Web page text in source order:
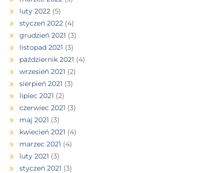
luty 2022 (5)
styczeń 2022 (4)
grudzień 2021 (3)
listopad 2021 (3)
październik 2021 (4)
wrzesień 2021 (2)
sierpień 2021 (3)
lipiec 2021 (2)
czerwiec 2021 (3)
maj 2021 (3)
kwiecień 2021 (4)
marzec 2021 (4)
luty 2021 (3)
styczeń 2021 (3)